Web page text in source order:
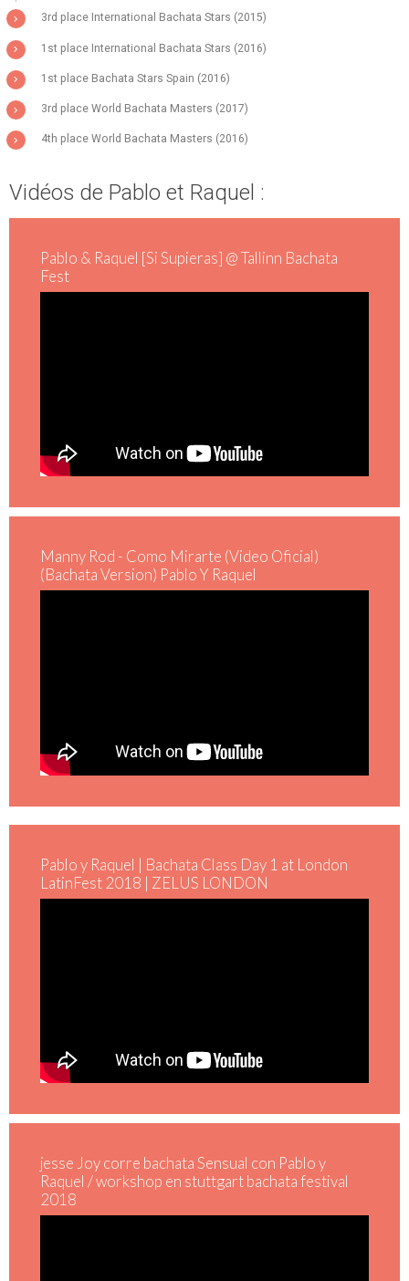
3rd place International Bachata Stars (2015)
1st place International Bachata Stars (2016)
1st place Bachata Stars Spain (2016)
3rd place World Bachata Masters (2017)
4th place World Bachata Masters (2016)
Vidéos de Pablo et Raquel :
Pablo & Raquel [Si Supieras] @ Tallinn Bachata
Fest
Manny Rod - Como Mirarte (Video Oficial)
(Bachata Version) Pablo Y Raquel
Pablo y Raquel | Bachata Class Day 1 at London
LatinFest 2018 | ZELUS LONDON
jesse Joy corre bachata Sensual con Pablo y
Raquel / workshop en stuttgart bachata festival
2018